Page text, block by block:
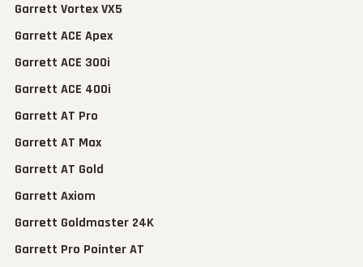
Garrett Vortex VX5
Garrett ACE Apex
Garrett ACE 300i
Garrett ACE 400i
Garrett AT Pro
Garrett AT Max
Garrett AT Gold
Garrett Axiom
Garrett Goldmaster 24K
Garrett Pro Pointer AT